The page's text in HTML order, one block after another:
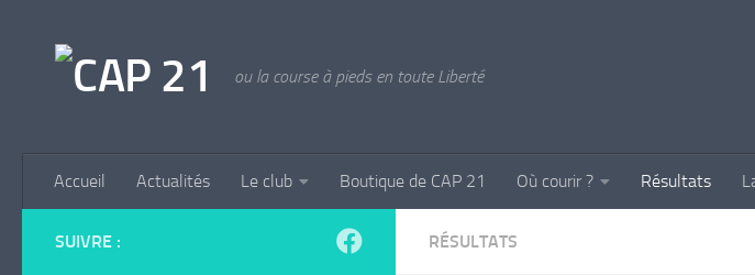
ou la course à pieds en toute Liberté
Accueil Actualités Le club Boutique de CAP 21 Où courir ? Résultats
RÉSULTATS
SUIVRE :